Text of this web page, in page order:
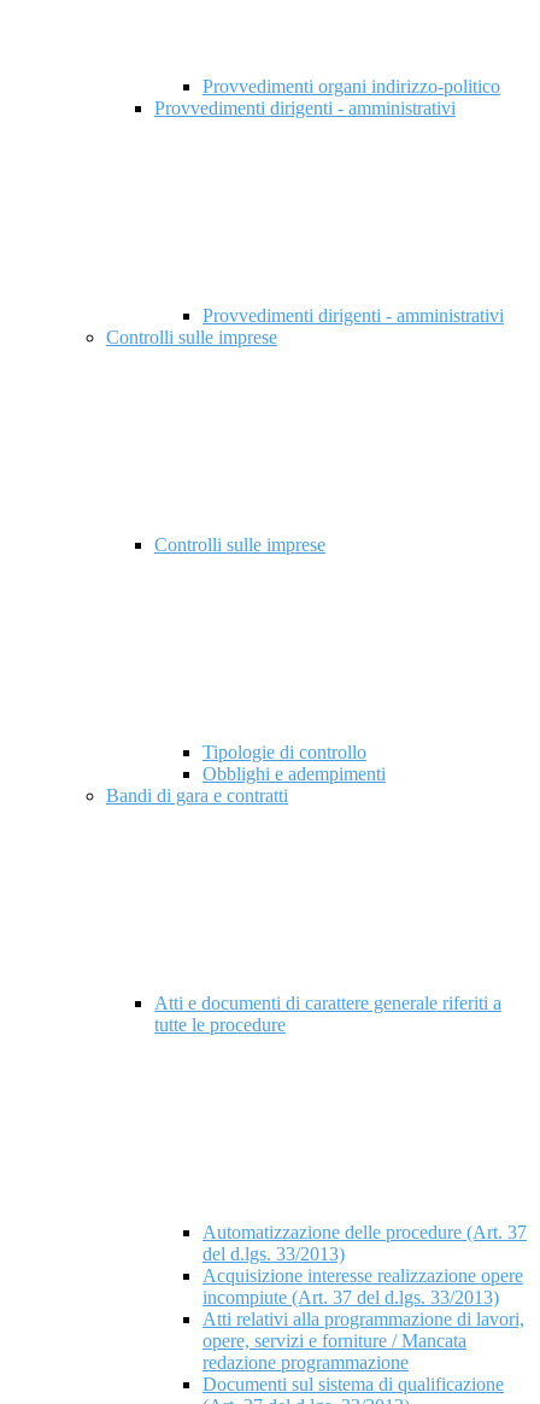
Provvedimenti organi indirizzo-politico
Provvedimenti dirigenti - amministrativi
Provvedimenti dirigenti - amministrativi
Controlli sulle imprese
Controlli sulle imprese
Tipologie di controllo
Obblighi e adempimenti
Bandi di gara e contratti
Atti e documenti di carattere generale riferiti a
tutte le procedure
Automatizzazione delle procedure (Art. 37
del d.lgs. 33/2013)
Acquisizione interesse realizzazione opere
incompiute (Art. 37 del d.lgs. 33/2013)
Atti relativi alla programmazione di lavori,
opere, servizi e forniture / Mancata
redazione programmazione
Documenti sul sistema di qualificazione